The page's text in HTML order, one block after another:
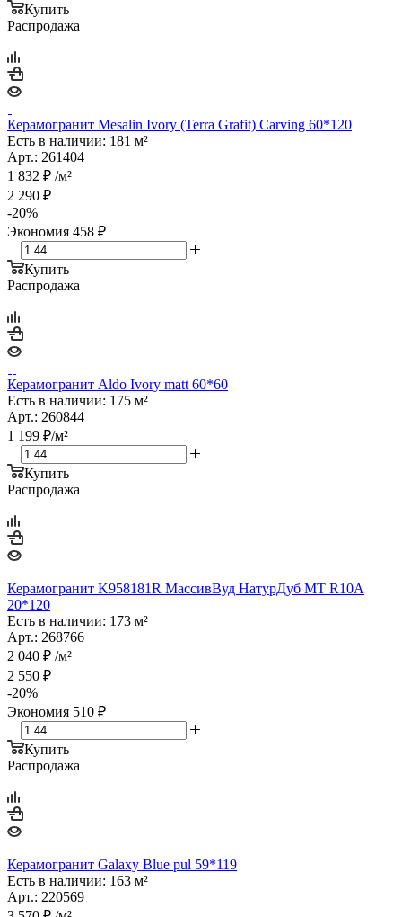
Купить
Распродажа
Керамогранит Mesalin Ivory (Terra Grafit) Carving 60*120
Есть в наличии: 181 м²
Арт.: 261404
1 832 ₽ /м²
2 290 ₽
-20%
Экономия 458 ₽
Купить
Распродажа
Керамогранит Aldo Ivory matt 60*60
Есть в наличии: 175 м²
Арт.: 260844
1 199 ₽/м²
Купить
Распродажа
Керамогранит K958181R МассивВуд НатурДуб МТ R10A
20*120
Есть в наличии: 173 м²
Арт.: 268766
2 040 ₽ /м²
2 550 ₽
-20%
Экономия 510 ₽
Купить
Распродажа
Керамогранит Galaxy Blue pul 59*119
Есть в наличии: 163 м²
Арт.: 220569